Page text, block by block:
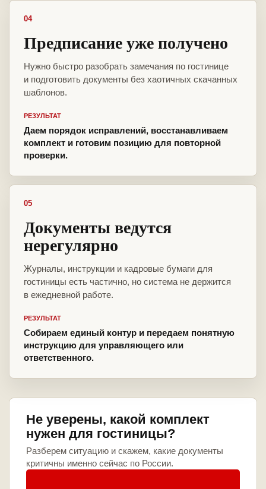
04
Предписание уже получено
Нужно быстро разобрать замечания по гостинице
и подготовить документы без хаотичных скачанных
шаблонов.
РЕЗУЛЬТАТ
Даем порядок исправлений, восстанавливаем
комплект и готовим позицию для повторной
проверки.
05
Документы ведутся
нерегулярно
Журналы, инструкции и кадровые бумаги для
гостиницы есть частично, но система не держится
в ежедневной работе.
РЕЗУЛЬТАТ
Собираем единый контур и передаем понятную
инструкцию для управляющего или
ответственного.
Не уверены, какой комплект
нужен для гостиницы?
Разберем ситуацию и скажем, какие документы
критичны именно сейчас по России.